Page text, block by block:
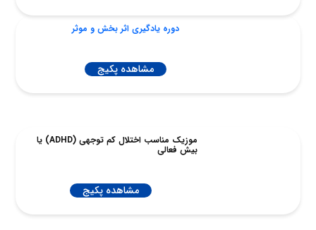
دوره یادگیری اثر بخش و موثر
مشاهده پکیج
موزیک مناسب اختلال کم توجهی (ADHD) یا
بیش فعالی
مشاهده پکیج